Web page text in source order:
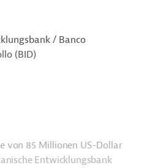
/ Banco
(BID)
von 85 Millionen US-Dollar
Entwicklungsbank